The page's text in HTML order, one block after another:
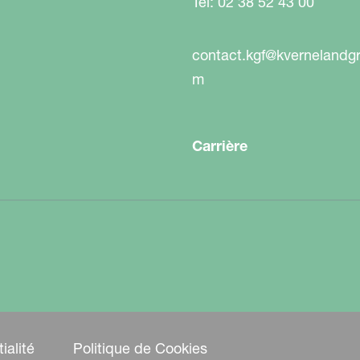
m
Carrière
Politique de Cookies